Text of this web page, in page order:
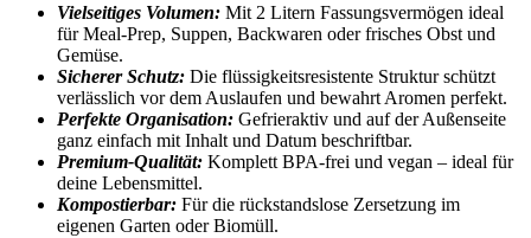
Vielseitiges Volumen: Mit 2 Litern Fassungsvermögen ideal
für Meal-Prep, Suppen, Backwaren oder frisches Obst und
Gemüse.
Sicherer Schutz: Die flüssigkeitsresistente Struktur schützt
verlässlich vor dem Auslaufen und bewahrt Aromen perfekt.
Perfekte Organisation: Gefrieraktiv und auf der Außenseite
ganz einfach mit Inhalt und Datum beschriftbar.
Premium-Qualität: Komplett BPA-frei und vegan – ideal für
deine Lebensmittel.
Kompostierbar: Für die rückstandslose Zersetzung im
eigenen Garten oder Biomüll.